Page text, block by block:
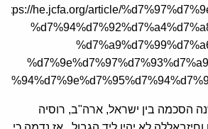
https://he.jcfa.org/article/
הסכמה בין ישראל, ארה"ב, רוסיה